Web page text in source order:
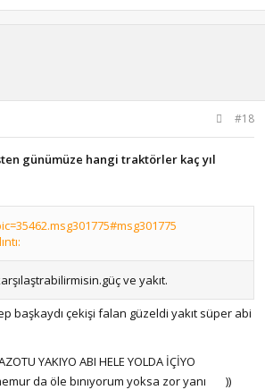
#18
günümüze hangi traktörler kaç yıl
ve yakıt.
başkaydı çekişi falan güzeldi yakıt süper abi
YAKIYO ABI HELE YOLDA İÇİYO
da öle bınıyorum yoksa zor yanı
))